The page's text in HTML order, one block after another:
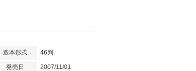
造本形式 46判
発売日
2007/11/01